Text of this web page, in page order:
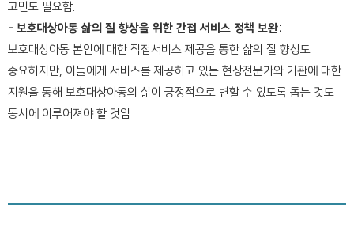
고민도 필요함.
- 보호대상아동 삶의 질 향상을 위한 간접 서비스 정책 보완:
보호대상아동 본인에 대한 직접서비스 제공을 통한 삶의 질 향상도
중요하지만, 이들에게 서비스를 제공하고 있는 현장전문가와 기관에 대한
지원을 통해 보호대상아동의 삶이 긍정적으로 변할 수 있도록 돕는 것도
동시에 이루어져야 할 것임